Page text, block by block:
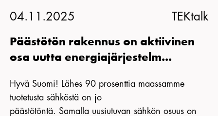
04.11.2025 TEKtalk
Päästötön rakennus on aktiivinen
osa uutta energiajärjestelm...
Hyvä Suomi! Lähes 90 prosenttia maassamme
tuotetusta sähköstä on jo
päästötöntä. Samalla uusiutuvan sähkön osuus on